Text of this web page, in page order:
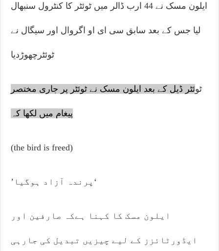
ایلون مسک نے 44 ارب ڈالر میں ٹوئٹر کا کنٹرول سنبھال
لیا جس کے بعد سابق سی ای او اگروال اور سیگال نے
ٹوئٹرچھوڑدیا
ٹوئٹر ڈیل کے بعد ایلون مسک نے ٹوئٹر پر جاری مختصر
پیغام میں لکھا کہ
(the bird is freed)
’پرندہ آزاد ہوگیا‘
ایلون مسک کا کہنا ہےکہ صارفین اور
ایڈورٹائزز کے لیے چیزیں تبدیل کی جارہی